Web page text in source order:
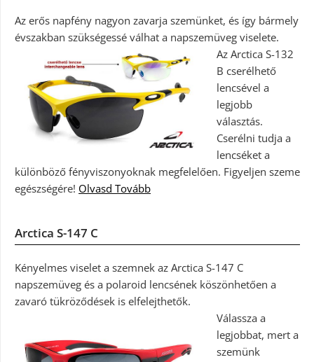
Az erős napfény nagyon zavarja szemünket, és így bármely
évszakban szükségessé válhat a napszemüveg viselete.
Az Arctica S-132
B cserélhető
lencsével a
legjobb
választás.
Cserélni tudja a
lencséket a
különböző fényviszonyoknak megfelelően. Figyeljen szeme
egészségére! Olvasd Tovább
Arctica S-147 C
Kényelmes viselet a szemnek az Arctica S-147 C
napszemüveg és a polaroid lencsének köszönhetően a
zavaró tükröződések is elfelejthetők.
Válassza a
legjobbat, mert a
szemünk